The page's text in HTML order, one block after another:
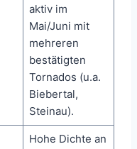
aktiv im
Mai/Juni mit
mehreren
bestätigten
Tornados (u.a.
Biebertal,
Steinau).
Hohe Dichte an